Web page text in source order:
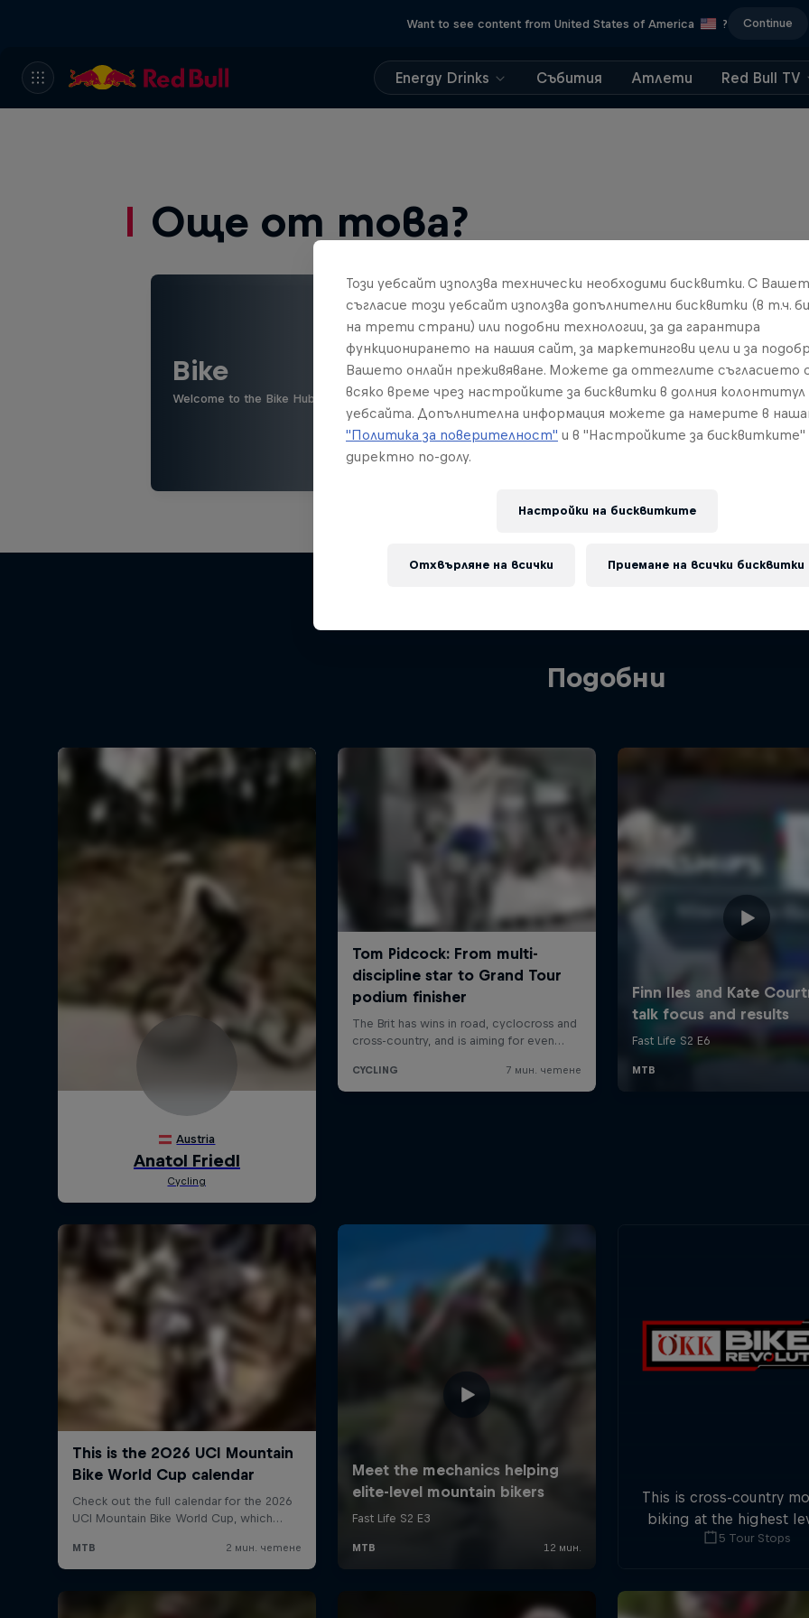
Want to see content from United States of America ? Continue
Energy Drinks Събития Атлети Red Bull TV
Още от това?
Bike
Welcome to the Bike Hub, where you will find an action-packed collection of two-wheel films, shows …
Подобни
This is cross-country
biking at the highest
five stops across
5 Tour Stops
Този уебсайт използва технически необходими бисквитки. С
съгласие този уебсайт използва допълнителни бисквитки (в т.ч.
на трети страни) или подобни технологии, за да гарантира
функционирането на нашия сайт, за маркетингови цели и за
Вашето онлайн преживяване. Можете да оттеглите съгласието
всяко време чрез настройките за бисквитки в долния колонтитул
уебсайта. Допълнителна информация можете да намерите в
"Политика за поверителност" и в "Настройките за бисквитките"
директно по-долу.
Настройки на бисквитките
Отхвърляне на всички Приемане на всички бисквитки